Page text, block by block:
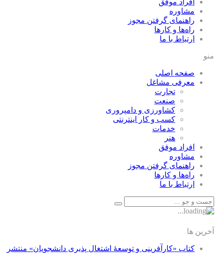
افراد موفق
مشاوره
راهنمای گرفتن مجوز
راه‌ها و كارها
ارتباط با ما
منو
صفحه اصلی
معرفی مشاغل
تجارت
صنعت
كشاورزی و دامپروری
كسب و كار اينترنتی
خدمات
هنر
افراد موفق
مشاوره
راهنمای گرفتن مجوز
راه‌ها و كارها
ارتباط با ما
آخرین ها
کتاب «کارآفرینی و توسعۀ اشتغال پذیری دانشجویان» منتشر